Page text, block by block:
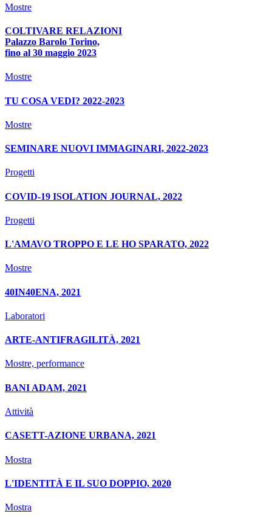
Mostre
COLTIVARE RELAZIONI
Palazzo Barolo Torino,
fino al 30 maggio 2023
Mostre
TU COSA VEDI? 2022-2023
Mostre
SEMINARE NUOVI IMMAGINARI, 2022-2023
Progetti
COVID-19 ISOLATION JOURNAL, 2022
Progetti
L'AMAVO TROPPO E LE HO SPARATO, 2022
Mostre
40IN40ENA, 2021
Laboratori
ARTE-ANTIFRAGILITÀ, 2021
Mostre, performance
BANI ADAM, 2021
Attività
CASETT-AZIONE URBANA, 2021
Mostra
L'IDENTITÀ E IL SUO DOPPIO, 2020
Mostra